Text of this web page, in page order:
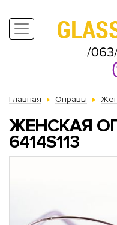
Главная Оправы
ЖЕНСКАЯ
6414S113